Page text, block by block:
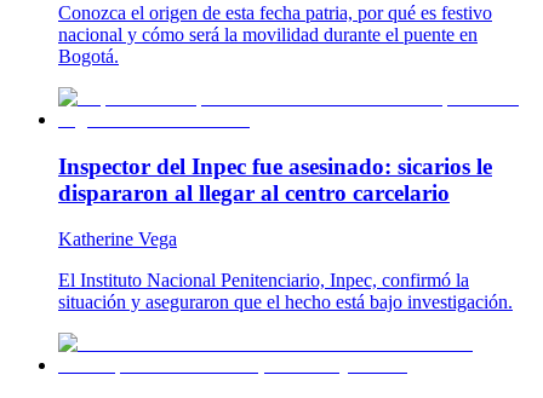
Conozca el origen de esta fecha patria, por qué es festivo
nacional y cómo será la movilidad durante el puente en
Bogotá.
Inspector del Inpec fue asesinado: sicarios le
dispararon al llegar al centro carcelario
Katherine Vega
El Instituto Nacional Penitenciario, Inpec, confirmó la
situación y aseguraron que el hecho está bajo investigación.